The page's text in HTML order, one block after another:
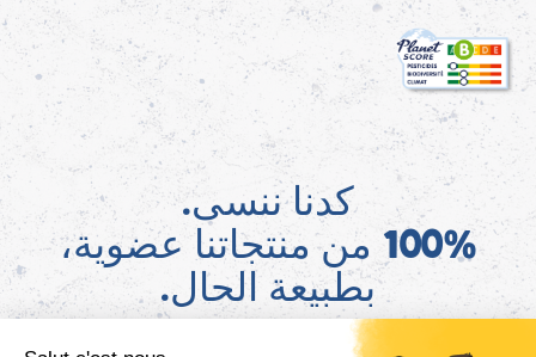
كدنا ننسى.
100% من منتجاتنا عضوية،
بطبيعة الحال.